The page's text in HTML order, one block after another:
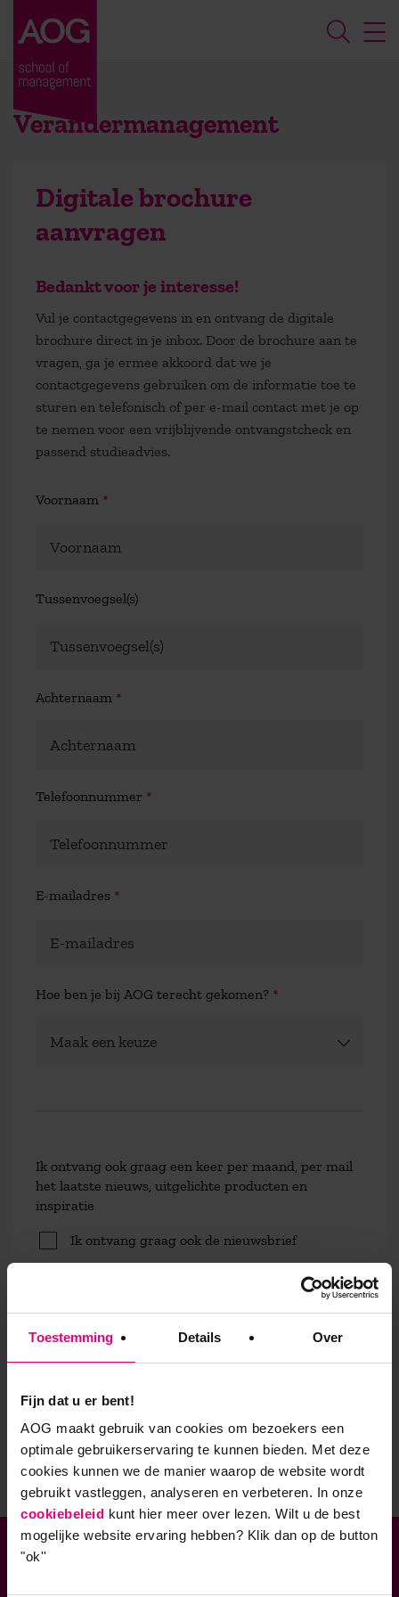
Toestemming Details Over
Fijn dat u er bent!
AOG maakt gebruik van cookies om bezoekers een
optimale gebruikerservaring te kunnen bieden. Met deze
cookies kunnen we de manier waarop de website wordt
gebruikt vastleggen, analyseren en verbeteren. In onze
cookiebeleid kunt hier meer over lezen. Wilt u de best
mogelijke website ervaring hebben? Klik dan op de button
"ok''
Verandermanagement
Digitale brochure
aanvragen
Bedankt voor je interesse!
Vul je contactgegevens in en ontvang de digitale
brochure direct in je inbox. Door de brochure aan te
vragen, ga je ermee akkoord dat we je
contactgegevens gebruiken om de informatie toe te
sturen en telefonisch of per e-mail contact met je op
te nemen voor een vrijblijvende ontvangstcheck en
passend studieadvies.
Voornaam *
Tussenvoegsel(s)
Achternaam *
Telefoonnummer *
E-mailadres *
Hoe ben je bij AOG terecht gekomen? *
Ik ontvang ook graag een keer per maand, per mail
het laatste nieuws, uitgelichte producten en
inspiratie
Ik ontvang graag ook de nieuwsbrief
Ik ontvang graag ook nog andere
brochures